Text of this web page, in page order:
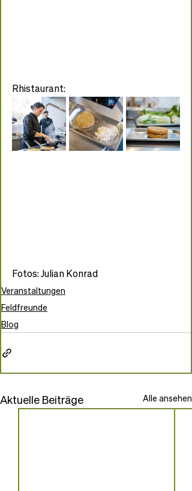
Rhistaurant:
Fotos: Julian Konrad
Veranstaltungen
Feldfreunde
Blog
Aktuelle Beiträge Alle ansehen